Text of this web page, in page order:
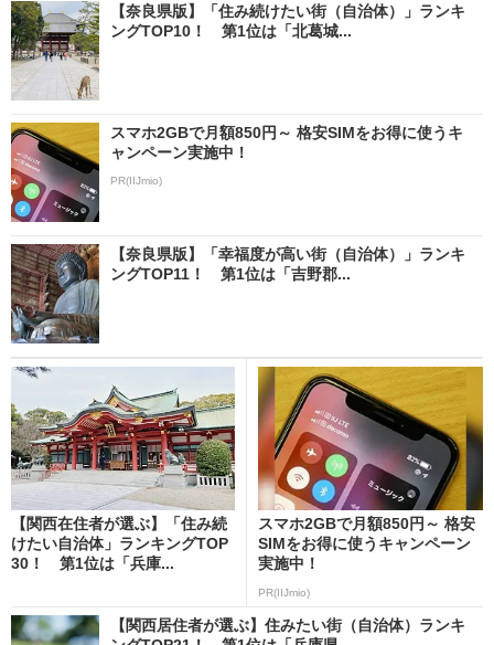
【奈良県版】「住み続けたい街（自治体）」ランキ
ングTOP10！ 第1位は「北葛城...
スマホ2GBで月額850円～ 格安SIMをお得に使うキ
ャンペーン実施中！
PR(IIJmio)
【奈良県版】「幸福度が高い街（自治体）」ランキ
ングTOP11！ 第1位は「吉野郡...
【関西在住者が選ぶ】「住み続
けたい自治体」ランキングTOP
30！ 第1位は「兵庫...
スマホ2GBで月額850円～ 格安
SIMをお得に使うキャンペーン
実施中！
PR(IIJmio)
【関西居住者が選ぶ】住みたい街（自治体）ランキ